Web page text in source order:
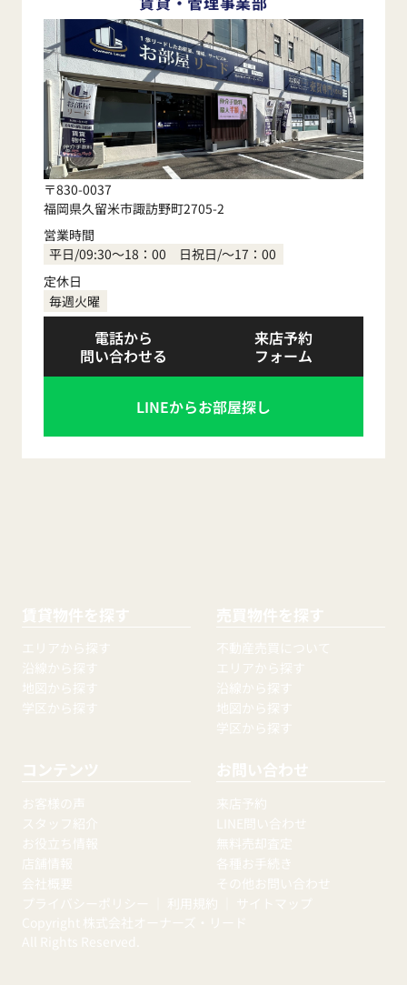
〒830-0037
福岡県久留米市諏訪野町2705-2
営業時間
平日/09:30～18：00 日祝日/～17：00
定休日
毎週火曜
電話から
問い合わせる
来店予約
フォーム
LINEからお部屋探し
賃貸物件を探す
エリアから探す
沿線から探す
地図から探す
学区から探す
売買物件を探す
不動産売買について
エリアから探す
沿線から探す
地図から探す
学区から探す
コンテンツ
お客様の声
スタッフ紹介
お役立ち情報
店舗情報
会社概要
お問い合わせ
来店予約
LINE問い合わせ
無料売却査定
各種お手続き
その他お問い合わせ
プライバシーポリシー
利用規約
サイトマップ
Copyright 株式会社オーナーズ・リード
All Rights Reserved.